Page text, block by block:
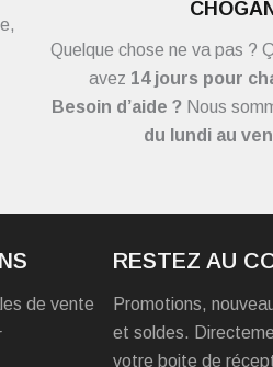
CHOGAN
Quelque chose ne va pas ?
avez 14 jours pour
Besoin d’aide ?Nous
du lundi au
de vente
RESTEZ AU
Promotions,
et soldes.
votre boite de